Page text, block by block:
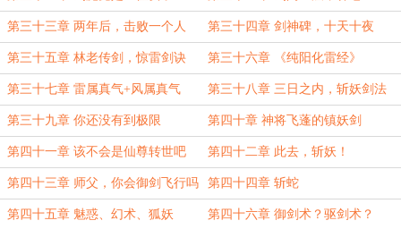
第三十三章 两年后，击败一个人 第三十四章 剑神碑，十天十夜
第三十五章 林老传剑，惊雷剑诀 第三十六章 《纯阳化雷经》
第三十七章 雷属真气+风属真气 第三十八章 三日之内，斩妖剑法
第三十九章 你还没有到极限 第四十章 神将飞蓬的镇妖剑
第四十一章 该不会是仙尊转世吧 第四十二章 此去，斩妖！
第四十三章 师父，你会御剑飞行吗 第四十四章 斩蛇
第四十五章 魅惑、幻术、狐妖 第四十六章 御剑术？驱剑术？